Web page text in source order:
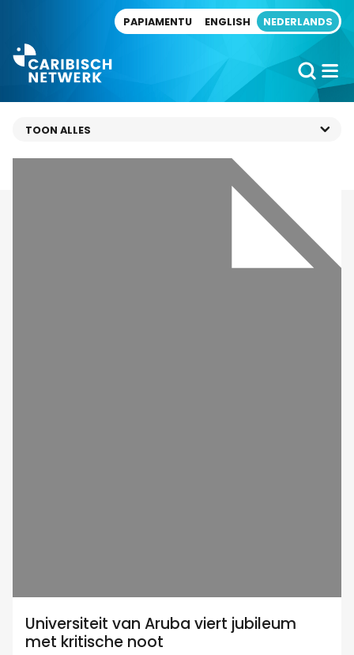
PAPIAMENTU ENGLISH NEDERLANDS
Universiteit van Aruba viert jubileum
met kritische noot